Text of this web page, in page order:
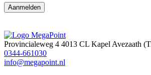
Aanmelden
Provincialeweg 4 4013 CL Kapel Avezaath
0344-661030
info@megapoint.nl